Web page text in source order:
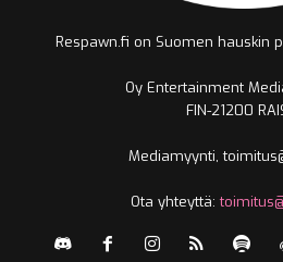
Respawn.fi on Suomen hauskin
Oy Entertainment
FIN-21200
Mediamyynti,
Ota yhteyttä: